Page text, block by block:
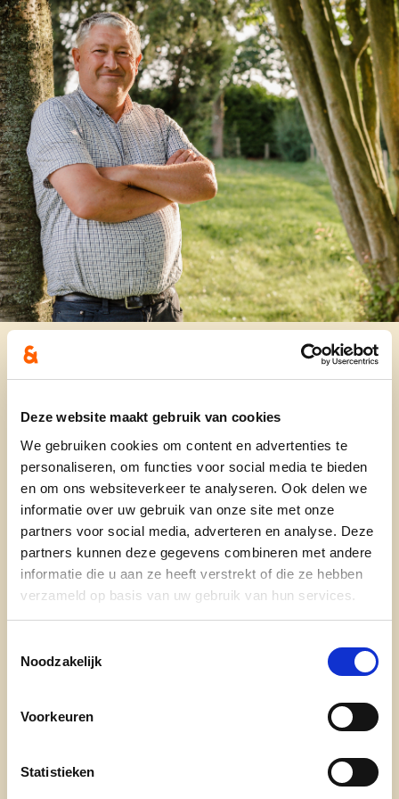
Deze website maakt gebruik van cookies
We gebruiken cookies om content en advertenties te
personaliseren, om functies voor social media te bieden
en om ons websiteverkeer te analyseren. Ook delen we
informatie over uw gebruik van onze site met onze
partners voor social media, adverteren en analyse. Deze
partners kunnen deze gegevens combineren met andere
informatie die u aan ze heeft verstrekt of die ze hebben
verzameld op basis van uw gebruik van hun services.
Noodzakelijk
Voorkeuren
Statistieken
Samen met mijn vrouw Katrien woon ik graag in
het mooie Nieuwenrode. Naast mijn rol als
gemeenteraadslid ben ik vader van drie jonge
volwassenen (Daan, Evi en Ine) die me dagelijks
inspireren.
Ik ben van opleiding bouwkundig ingenieur en na
jarenlang gewerkt te hebben als projectleider in
de wegenbouw, werk ik vandaag als
projectmanager technische diensten bij de
mocht opdoen, wil ik graag aanwenden om de
gemeentelijke openbare werken van nabij te